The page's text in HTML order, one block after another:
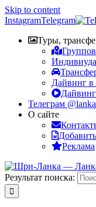
Skip to content
InstagramTelegram
Туры,
Дайвинг
Телеграм
О сайте
Реклама
Результат поиска: